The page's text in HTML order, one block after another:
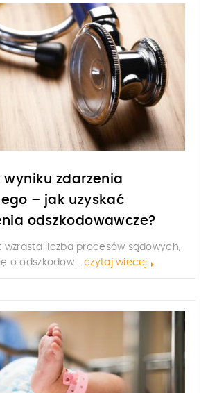
wyniku zdarzenia
– jak uzyskać
odszkodowawcze?
wzrasta liczba procesów sądowych,
o odszkodow...czytaj wiecej